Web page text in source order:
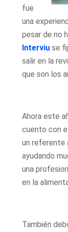
fue
una
pesar de no
Interviu se
salir en la
que son los
Ahora este
cuento con
un referente
ayudando
una
en la
También